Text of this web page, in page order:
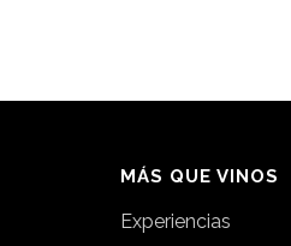
MÁS QUE VINOS
Experiencias